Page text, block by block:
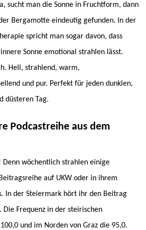
sucht man die Sonne in Fruchtform, dann
Bergamotte eindeutig gefunden. In der
spricht man sogar davon, dass
Sonne emotional strahlen lässt.
Hell, strahlend, warm,
und pur. Perfekt für jeden dunklen,
düsteren Tag.
Podcastreihe aus dem
Denn wöchentlich strahlen einige
auf UKW oder in ihrem
In der Steiermark hört ihr den Beitrag
Die Frequenz in der steirischen
und im Norden von Graz die 95,0.